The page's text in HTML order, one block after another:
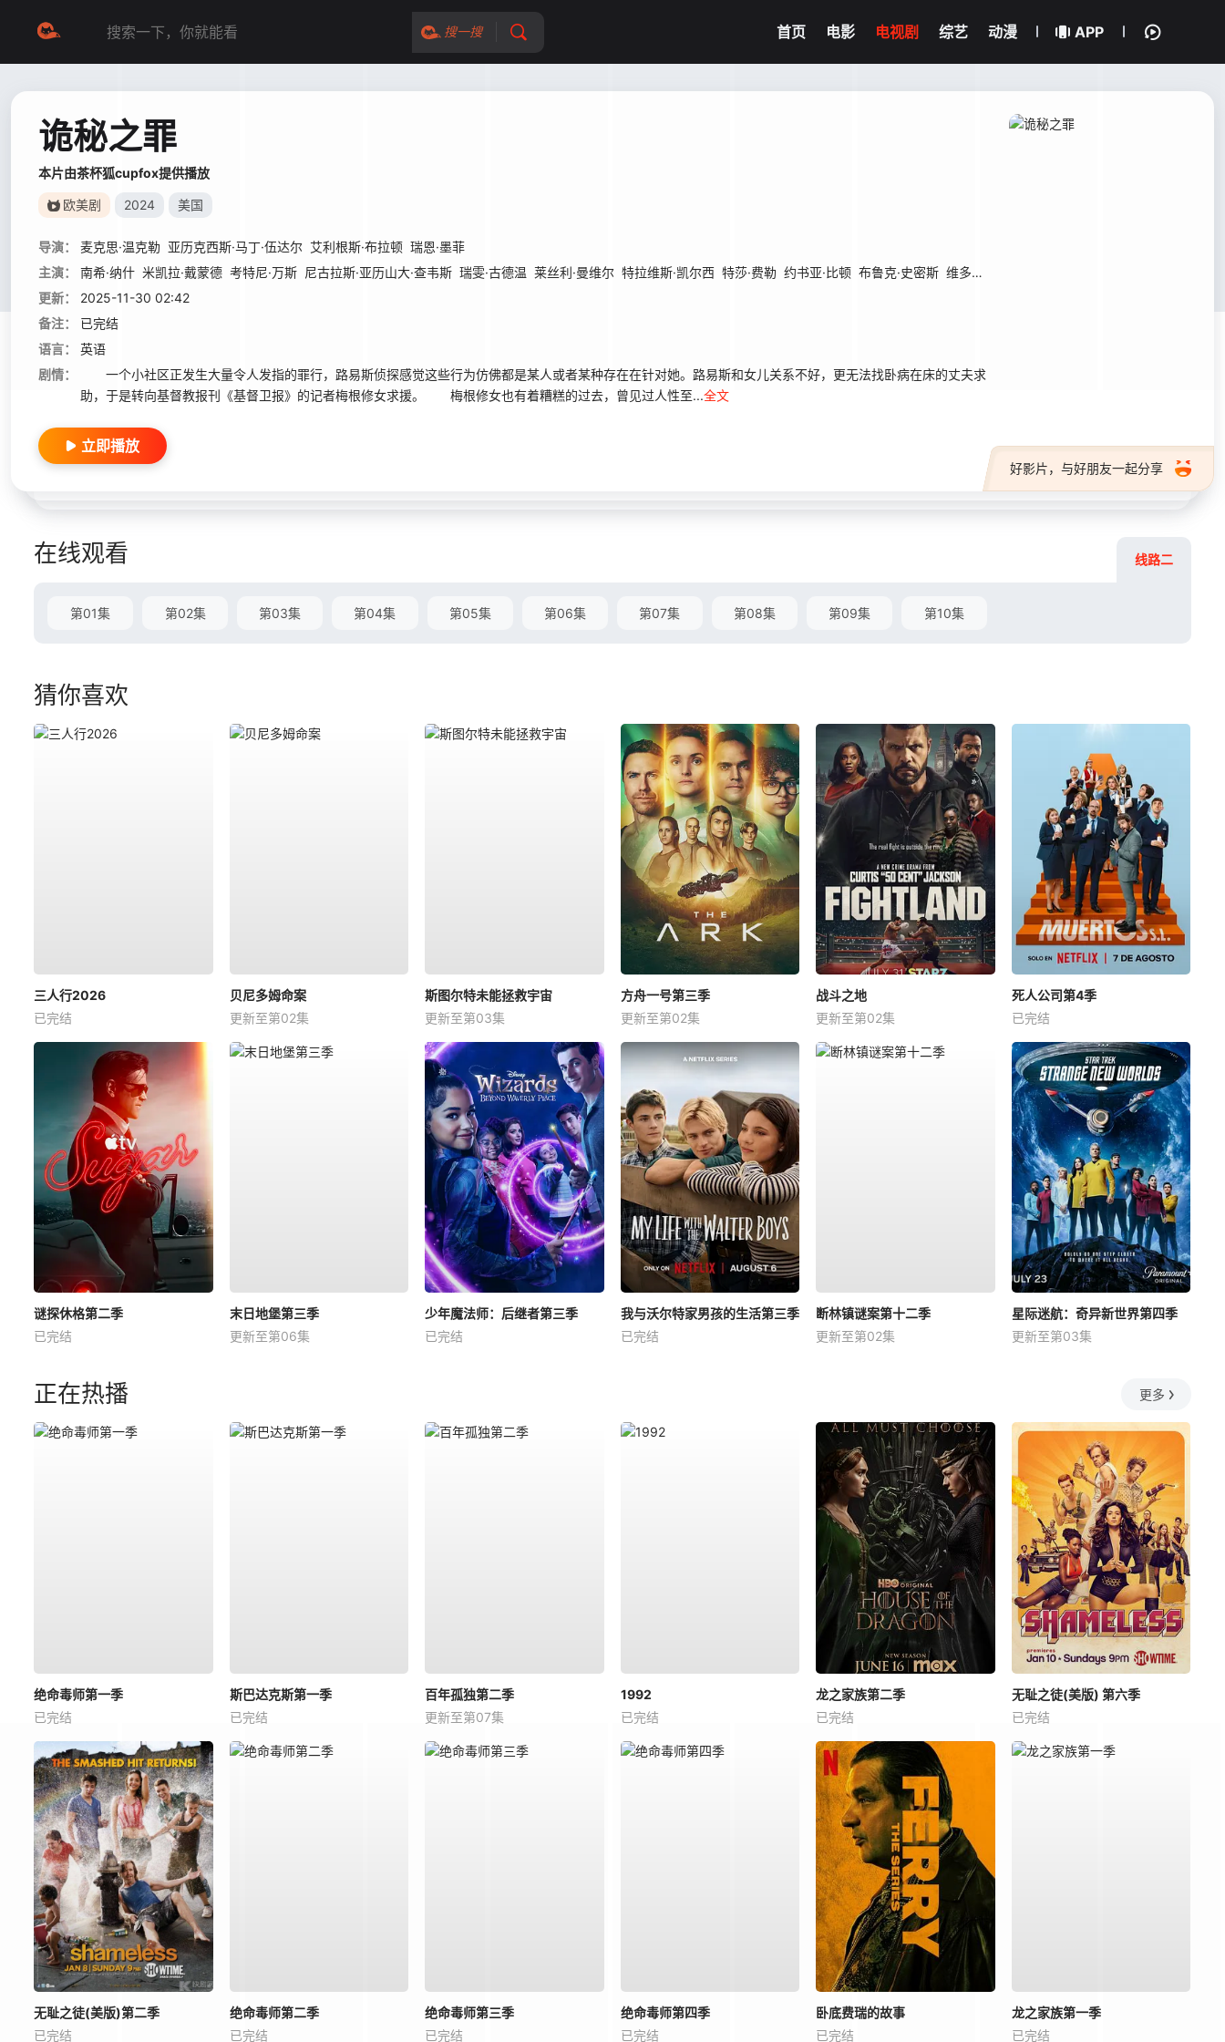
搜一搜 首页 电影 电视剧 综艺 动漫 APP
诡秘之罪
本片由茶杯狐cupfox提供播放
欧美剧 2024 美国
导演： 麦克思·温克勒 亚历克西斯·马丁·伍达尔 艾利根斯·布拉顿 瑞恩·墨菲
主演：
南希·纳什 米凯拉·戴蒙德 考特尼·万斯 尼古拉斯·亚历山大·查韦斯 瑞雯·古德温 莱丝利·曼维尔 特拉维斯·凯尔西 特莎·费勒 约书亚·比顿 布鲁克·史密斯 维多利亚·阿伯特
更新：
2025-11-30 02:42
备注：
已完结
语言：
英语
剧情：
一个小社区正发生大量令人发指的罪行，路易斯侦探感觉这些行为仿佛都是某人或者某种存在在针对她。路易斯和女儿关系不好，更无法找卧病在床的丈夫求
助，于是转向基督教报刊《基督卫报》的记者梅根修女求援。 梅根修女也有着糟糕的过去，曾见过人性至...全文
好影片，与好朋友一起分享
立即播放
在线观看 线路二
第01集 第02集 第03集 第04集 第05集 第06集 第07集 第08集 第09集 第10集
猜你喜欢
三人行2026
已完结
贝尼多姆命案
更新至第02集
斯图尔特未能拯救宇宙
更新至第03集
方舟一号第三季
更新至第02集
战斗之地
更新至第02集
死人公司第4季
已完结
谜探休格第二季
已完结
末日地堡第三季
更新至第06集
少年魔法师：后继者第三季
已完结
我与沃尔特家男孩的生活第三季
已完结
断林镇谜案第十二季
更新至第02集
星际迷航：奇异新世界第四季
更新至第03集
正在热播 更多
绝命毒师第一季
已完结
斯巴达克斯第一季
已完结
百年孤独第二季
更新至第07集
1992
已完结
龙之家族第二季
已完结
无耻之徒(美版) 第六季
已完结
无耻之徒(美版)第二季
已完结
绝命毒师第二季
已完结
绝命毒师第三季
已完结
绝命毒师第四季
已完结
卧底费瑞的故事
已完结
龙之家族第一季
已完结